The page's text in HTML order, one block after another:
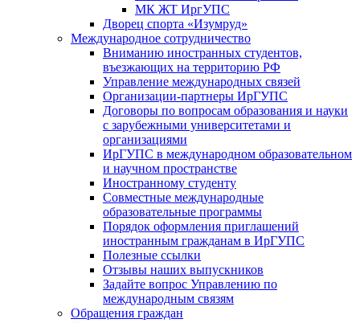
МК ЖТ ИргУПС
Дворец спорта «Изумруд»
Международное сотрудничество
Вниманию иностранных студентов,
въезжающих на территорию РФ
Управление международных связей
Организации-партнеры ИрГУПС
Договоры по вопросам образования и науки
с зарубежными университетами и
организациями
ИрГУПС в международном образовательном
и научном пространстве
Иностранному студенту
Совместные международные
образовательные программы
Порядок оформления приглашений
иностранным гражданам в ИрГУПС
Полезные ссылки
Отзывы наших выпускников
Задайте вопрос Управлению по
международным связям
Обращения граждан